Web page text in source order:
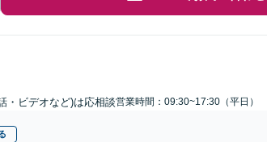
・ビデオなど)は応相談営業時間：09:30~17:30（平日）